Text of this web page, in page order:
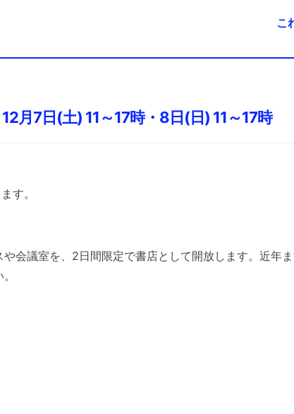
こ
12月7日(土) 11～17時・8日(日) 11～17時
す。
会議室を、2日間限定で書店として開放します。近年